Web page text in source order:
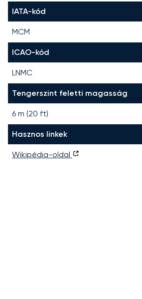
IATA-kód
MCM
ICAO-kód
LNMC
Tengerszint feletti magasság
6 m (20 ft)
Hasznos linkek
Wikipédia-oldal